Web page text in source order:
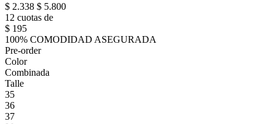
$ 2.338 $ 5.800
12 cuotas de
$ 195
100% COMODIDAD ASEGURADA
Pre-order
Color
Combinada
Talle
35
36
37